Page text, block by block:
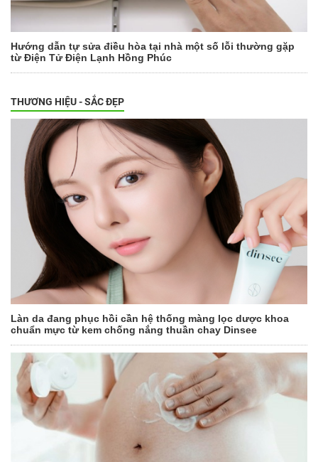
Hướng dẫn tự sửa điều hòa tại nhà một số lỗi thường gặp
từ Điện Tử Điện Lạnh Hồng Phúc
THƯƠNG HIỆU - SẮC ĐẸP
Làn da đang phục hồi cần hệ thống màng lọc dược khoa
chuẩn mực từ kem chống nắng thuần chay Dinsee